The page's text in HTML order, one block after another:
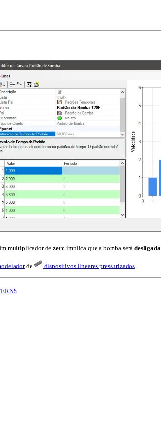
multiplicador dezero implica que a bomba será desligada
de dispositivos lineares pressurizados